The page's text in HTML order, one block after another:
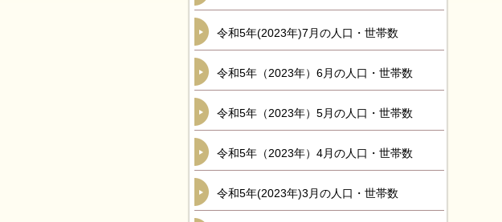
令和5年(2023年)7月の人口・世帯数
令和5年（2023年）6月の人口・世帯数
令和5年（2023年）5月の人口・世帯数
令和5年（2023年）4月の人口・世帯数
令和5年(2023年)3月の人口・世帯数